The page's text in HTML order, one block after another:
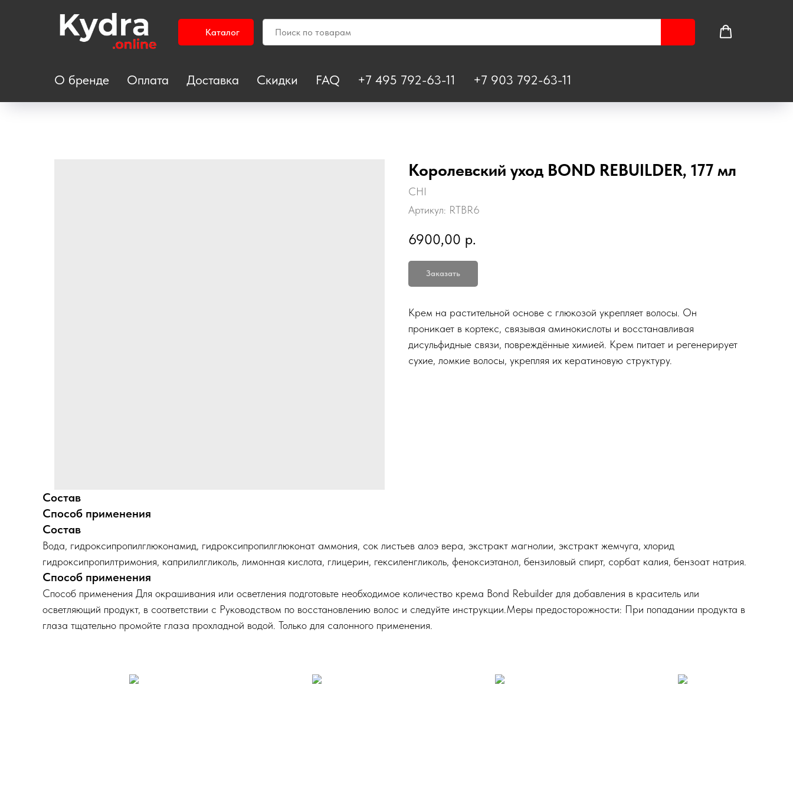
Каталог
О бренде Оплата Доставка Скидки FAQ +7 495 792-63-11 +7 903 792-63-11
Королевский уход BOND REBUILDER, 177 мл
CHI
Артикул: RTBR6
6900,00 р.
Заказать
Крем на растительной основе с глюкозой укрепляет волосы. Он
проникает в кортекс, связывая аминокислоты и восстанавливая
дисульфидные связи, повреждённые химией. Крем питает и регенерирует
сухие, ломкие волосы, укрепляя их кератиновую структуру.
Состав
Способ применения
Состав
Вода, гидроксипропилглюконамид, гидроксипропилглюконат аммония, сок листьев алоэ вера, экстракт магнолии, экстракт жемчуга, хлорид
гидроксипропилтримония, каприлилгликоль, лимонная кислота, глицерин, гексиленгликоль, феноксиэтанол, бензиловый спирт, сорбат калия, бензоат натрия.
Способ применения
Способ применения Для окрашивания или осветления подготовьте необходимое количество крема Bond Rebuilder для добавления в краситель или
осветляющий продукт, в соответствии с Руководством по восстановлению волос и следуйте инструкции.Меры предосторожности: При попадании продукта в
глаза тщательно промойте глаза прохладной водой. Только для салонного применения.